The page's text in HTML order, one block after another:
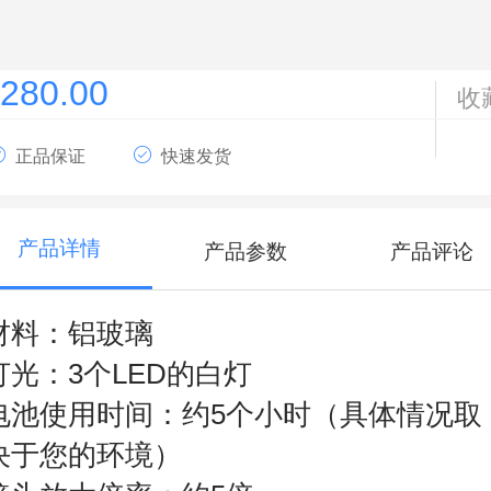
收
正品保证 快速发货
产品详情 产品参数 产品评论
料：铝玻璃
光：3个LED的白灯
池使用时间：约5个小时（具体情况取
于您的环境）